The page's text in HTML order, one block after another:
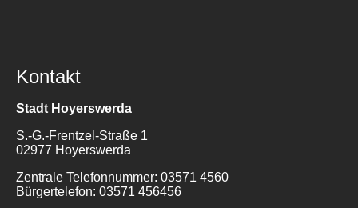
Kontakt
Stadt Hoyerswerda
S.-G.-Frentzel-Straße 1
02977 Hoyerswerda
Zentrale Telefonnummer: 03571 4560
Bürgertelefon: 03571 456456